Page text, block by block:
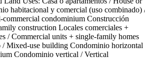
habitacional y comercial (uso combinado)
commercial condominium Construcción
construction Locales comerciales +
/ Commercial units + single-family homes
Mixed-use building Condominio horizontal
Condominio vertical / Vertical